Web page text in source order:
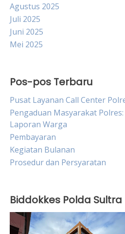
Agustus 2025
Juli 2025
Juni 2025
Mei 2025
Pos-pos Terbaru
Pusat Layanan Call Center
Pengaduan Masyarakat
Laporan Warga
Pembayaran
Kegiatan Bulanan
Prosedur dan Persyaratan
Biddokkes Polda Sultra